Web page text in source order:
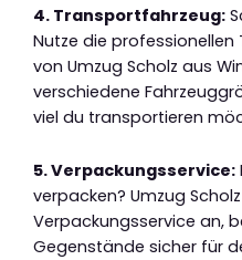
4. Transportfahrzeug:
Nutze die
von Umzug Scholz aus
verschiedene
viel du transportieren
5. Verpackungsservice:
verpacken? Umzug
Verpackungsservice an,
Gegenstände sicher für